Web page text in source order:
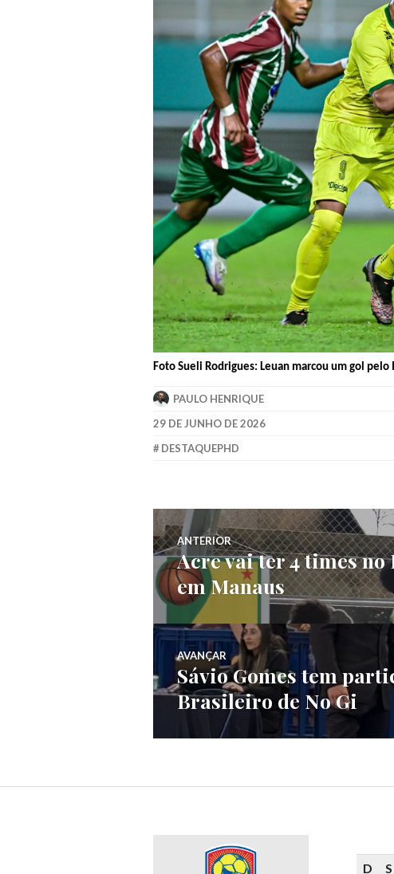
Foto Sueli Rodrigues: Leuan marcou um gol
PAULO HENRIQUE
29 DE JUNHO DE 2026
DESTAQUEPHD
ANTERIOR
Acre vai ter 4 times
em Manaus
AVANÇAR
Sávio Gomes tem
Brasileiro de No Gi
D
S